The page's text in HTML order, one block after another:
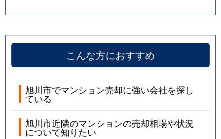
こんな方におすすめ
旭川市でマンション売却に強い会社を探し
ている
旭川市近隣のマンションの売却相場や状況
について知りたい